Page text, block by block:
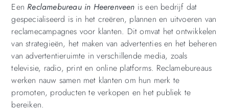
Een Reclamebureau in Heerenveen is een bedrijf dat
gespecialiseerd is in het creëren, plannen en uitvoeren van
reclamecampagnes voor klanten. Dit omvat het ontwikkelen
van strategieën, het maken van advertenties en het beheren
van advertentieruimte in verschillende media, zoals
televisie, radio, print en online platforms. Reclamebureaus
werken nauw samen met klanten om hun merk te
promoten, producten te verkopen en het publiek te
bereiken.